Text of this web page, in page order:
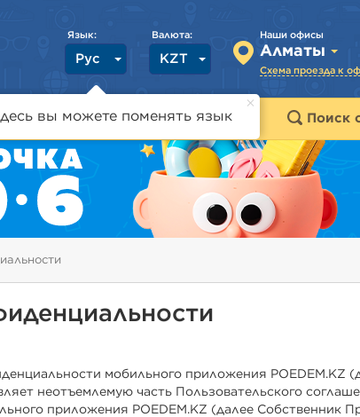
Наши офисы
Алматы
Схема проезда к
Валюта:
KZT
Язык:
Рус
вы можете поменять язык
Страны Горящие туры Поиск
мобильного приложения POEDEM.KZ
неотъемлемую часть Пользовательского
приложения POEDEM.KZ (далее Собственник